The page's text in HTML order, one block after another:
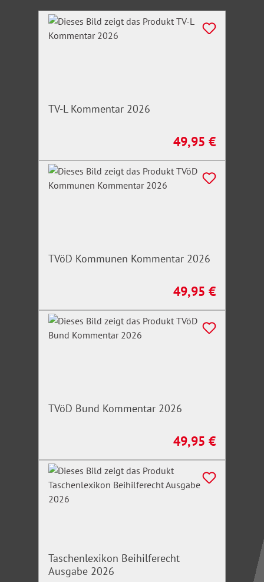
Produktgalerie überspringen
TV-L Kommentar 2026
Regulärer Preis:
49,95 €
TVöD Kommunen Kommentar 2026
Regulärer Preis:
49,95 €
TVöD Bund Kommentar 2026
Regulärer Preis:
49,95 €
Taschenlexikon Beihilferecht
Ausgabe 2026